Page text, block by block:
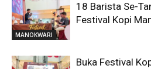
MANOKWARI
18 Barista Se-
Festival Kopi
Buka Festival